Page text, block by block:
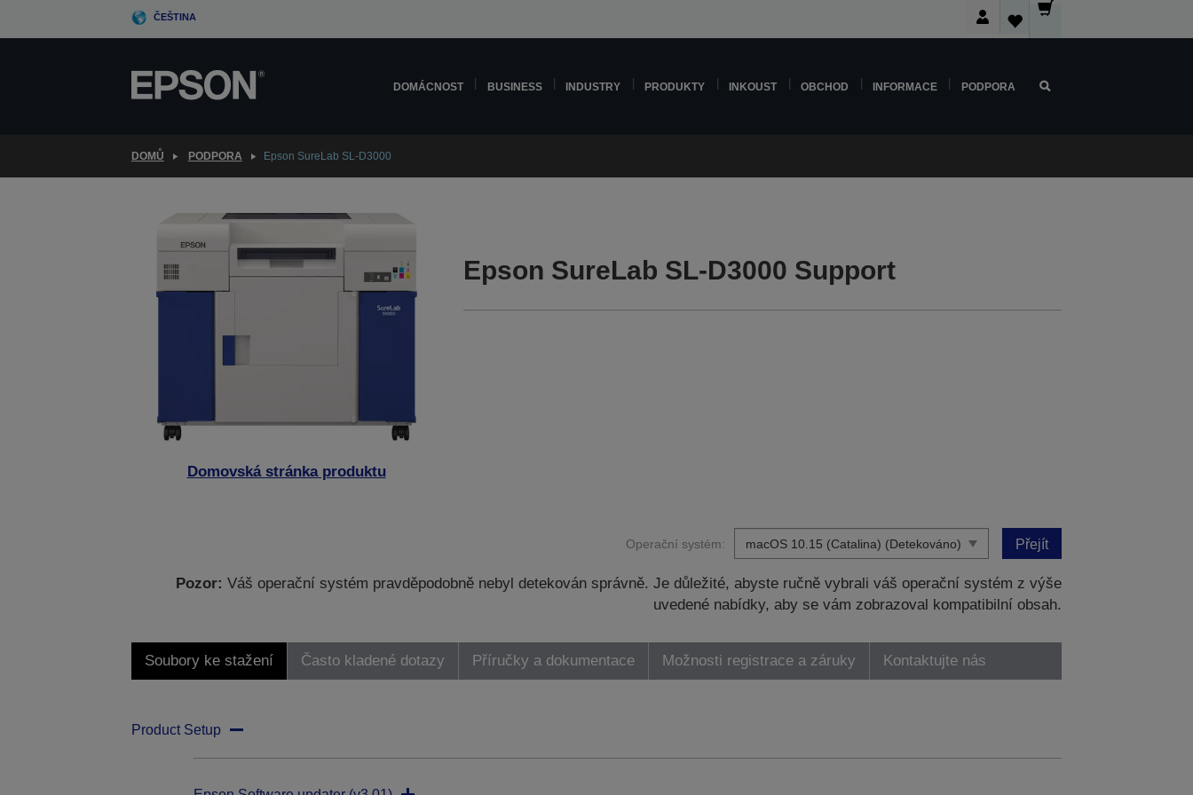
ČEŠTINA
DOMÁCNOST BUSINESS INDUSTRY PRODUKTY INKOUST OBCHOD INFORMACE PODPORA
DOMŮ PODPORA Epson SureLab SL-D3000
Domovská stránka produktu
Epson SureLab SL-D3000 Support
Operační systém: Přejít
Pozor: Váš operační systém pravděpodobně nebyl detekován správně. Je důležité, abyste ručně vybrali váš operační systém z výše
uvedené nabídky, aby se vám zobrazoval kompatibilní obsah.
Soubory ke stažení Často kladené dotazy Příručky a dokumentace Možnosti registrace a záruky Kontaktujte nás
Product Setup